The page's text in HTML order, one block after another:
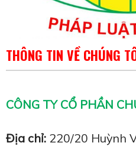
THÔNG TIN VỀ CHÚNG
CÔNG TY CỔ PHẦN
Địa chỉ: 220/20 Huỳnh